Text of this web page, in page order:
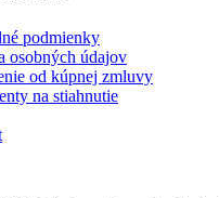
podmienky
osobných údajov
od kúpnej zmluvy
na stiahnutie